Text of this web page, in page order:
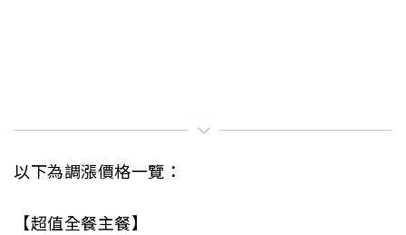
以下為調漲價格一覽：
【超值全餐主餐】